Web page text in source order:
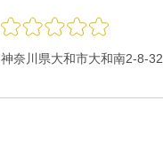
神奈川県大和市大和南2-8-32